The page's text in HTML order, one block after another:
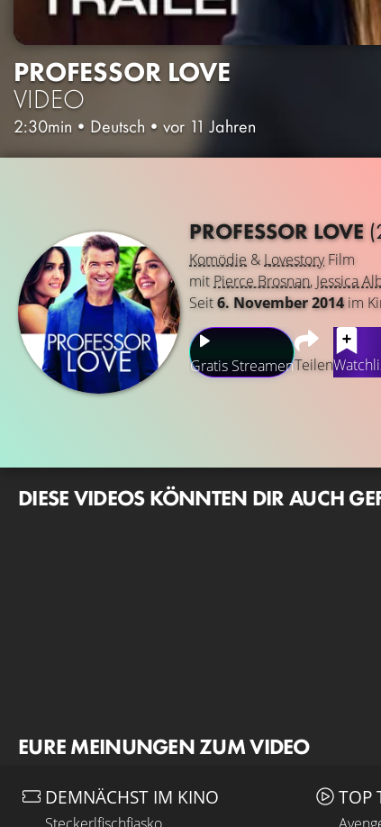
PROFESSOR LOVE
VIDEO
2:30min • Deutsch • vor 11 Jahren
PROFESSOR LOVE
Komödie & LovestoryFilm
mit Pierce Brosnan, Jessica
Seit6. November 2014im
Gratis StreamenTeilen
DIESE VIDEOS KÖNNTEN DIR AUCH
EURE MEINUNGEN ZUM VIDEO
DEMNÄCHST IM KINO TOP